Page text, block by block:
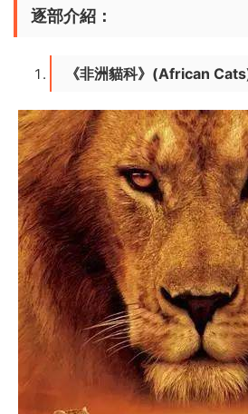
逐部介紹：
《非洲貓科》(African